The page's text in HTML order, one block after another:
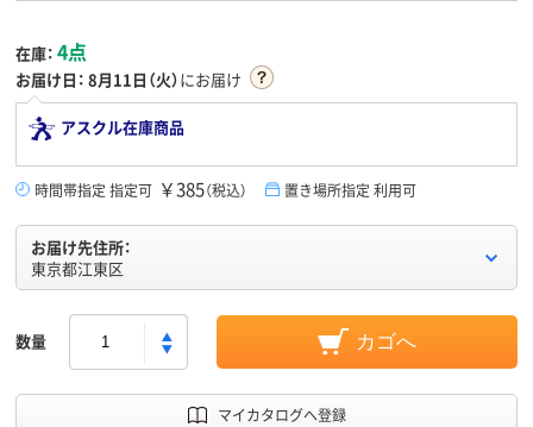
在庫： 4点
お届け日： 8月11日（火）にお届け
アスクル在庫商品
時間帯指定 指定可 ￥385（税込） 置き場所指定 利用可
お届け先住所：
東京都江東区
数量 カゴへ
マイカタログへ登録